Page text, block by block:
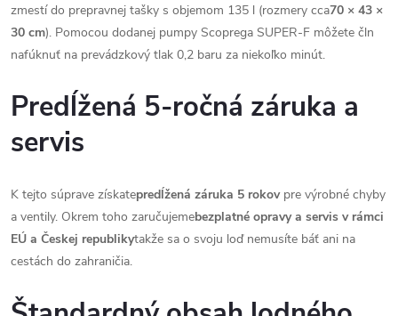
zmestí do prepravnej tašky s objemom 135 l (rozmery cca70 × 43 ×
30 cm). Pomocou dodanej pumpy Scoprega SUPER-F môžete čln
nafúknuť na prevádzkový tlak 0,2 baru za niekoľko minút.
Predĺžená 5-ročná záruka a
servis
K tejto súprave získatepredĺžená záruka 5 rokovpre výrobné chyby
a ventily. Okrem toho zaručujemebezplatné opravy a servis v rámci
EÚ a Českej republikytakže sa o svoju loď nemusíte báť ani na
cestách do zahraničia.